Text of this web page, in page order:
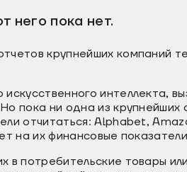
него пока нет.
крупнейших компаний
интеллекта,
пока ни одна из крупнейших
отчитаться: Alphabet,
на их финансовые
в потребительские товары